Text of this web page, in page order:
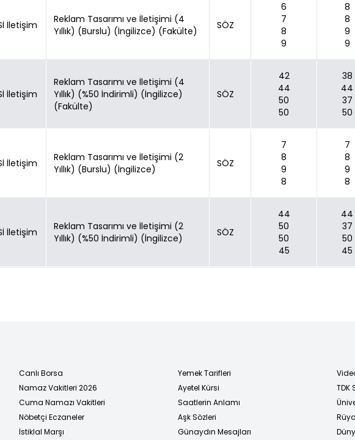
İletişim
Reklam Tasarımı ve İletişimi (4
Yıllık) (Burslu) (İngilizce) (Fakülte)
SÖZ
6
7
8
9
8
8
9
9
İletişim
Reklam Tasarımı ve İletişimi (4
Yıllık) (%50 İndirimli) (İngilizce)
(Fakülte)
SÖZ
42
44
50
50
38
44
37
50
İletişim
Reklam Tasarımı ve İletişimi (2
Yıllık) (Burslu) (İngilizce)
SÖZ
7
8
9
8
7
8
9
8
İletişim
Reklam Tasarımı ve İletişimi (2
Yıllık) (%50 İndirimli) (İngilizce)
SÖZ
44
50
50
45
44
37
50
45
Canlı Borsa
Namaz Vakitleri 2026
Cuma Namazı Vakitleri
Nöbetçi Eczaneler
İstiklal Marşı
Yemek Tarifleri
Ayetel Kürsi
Saatlerin Anlamı
Aşk Sözleri
Günaydın Mesajları
TDK